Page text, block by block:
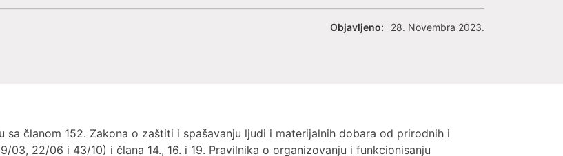
Objavljeno: 28. Novembra 2023.
članom 152. Zakona o zaštiti i spašavanju ljudi i materijalnih dobara od prirodnih i
03, 22/06 i 43/10) i člana 14., 16. i 19. Pravilnika o organizovanju i funkcionisanju